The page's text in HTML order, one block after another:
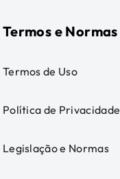
Termos e Normas
Termos de Uso
Política de Privacidade
Legislação e Normas